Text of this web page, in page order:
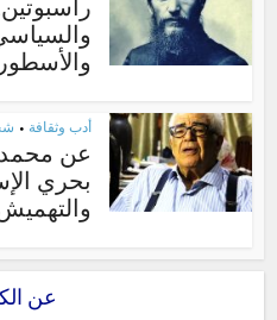
أدب وثقافة •
عن
بحري
عن